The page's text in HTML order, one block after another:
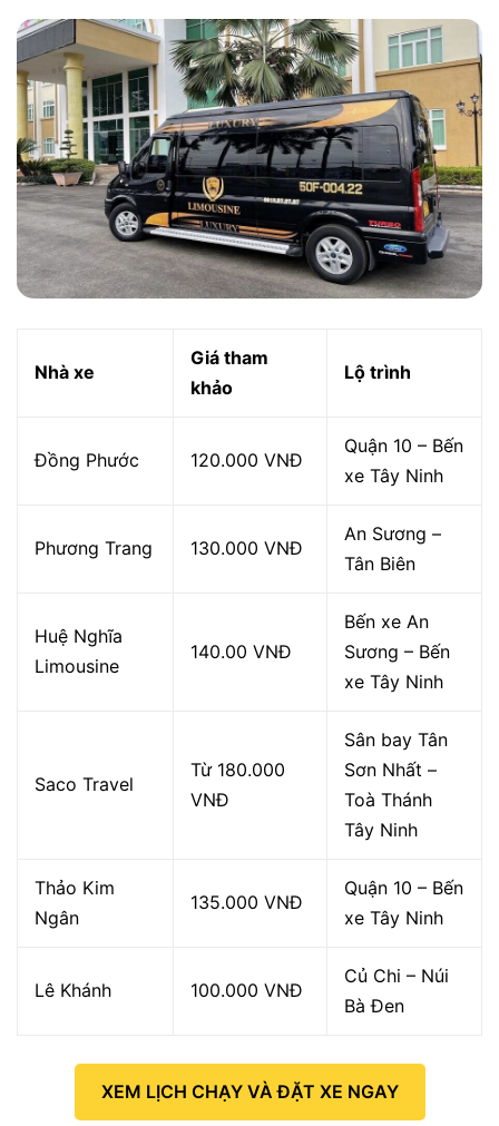
Nhà xe
Giá tham
khảo
Lộ trình
Đồng Phước 120.000 VNĐ
Quận 10 – Bến
xe Tây Ninh
Phương Trang 130.000 VNĐ
An Sương –
Tân Biên
Huệ Nghĩa
Limousine
140.00 VNĐ
Bến xe An
Sương – Bến
xe Tây Ninh
Saco Travel
Từ 180.000
VNĐ
Sân bay Tân
Sơn Nhất –
Toà Thánh
Tây Ninh
Thảo Kim
Ngân
135.000 VNĐ
Quận 10 – Bến
xe Tây Ninh
Lê Khánh 100.000 VNĐ
Củ Chi – Núi
Bà Đen
XEM LỊCH CHẠY VÀ ĐẶT XE NGAY